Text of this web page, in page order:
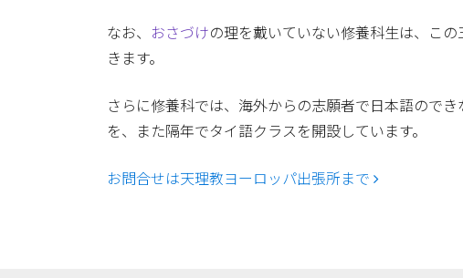
なお、 おさづけの理を戴いていない修養科生は、この
きます。
さらに修養科では、海外からの志願者で日本語ので
を、また隔年でタイ語クラスを開設しています。
お問合せは天理教ヨーロッパ出張所まで